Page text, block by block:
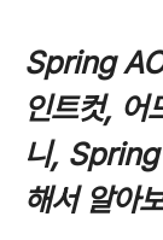
Spring
인트컷, 어
니, Spring
해서 알아